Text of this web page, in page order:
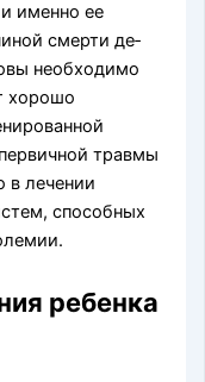
именно ее
смерти де­
необходимо
хорошо
травмы
в лечении
способных
ребенка